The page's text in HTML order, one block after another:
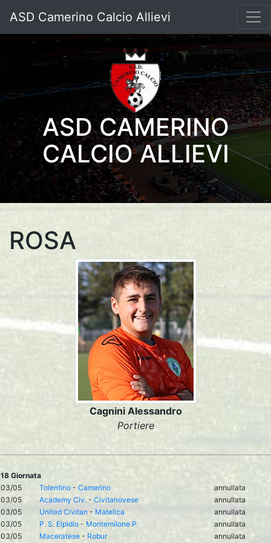
ASD Camerino Calcio Allievi
ASD CAMERINO
CALCIO ALLIEVI
ROSA
Cagnini Alessandro
Portiere
18 Giornata
03/05
Tolentino - Camerino
annullata
03/05
Academy Civ. - Civitanovese
annullata
03/05
United Civitan - Matelica
annullata
03/05
P. S. Elpidio - Montemilone P.
annullata
03/05
Maceratese - Robur annullata